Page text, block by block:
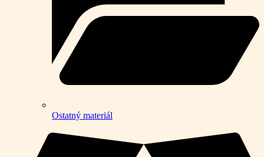
Ostatný materiál